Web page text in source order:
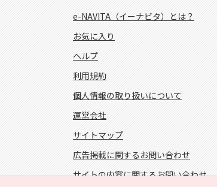
e-NAVITA（イーナビタ）とは？
お気に入り
ヘルプ
利用規約
個人情報の取り扱いについて
運営会社
サイトマップ
広告掲載に関するお問い合わせ
サイトの内容に関するお問い合わせ